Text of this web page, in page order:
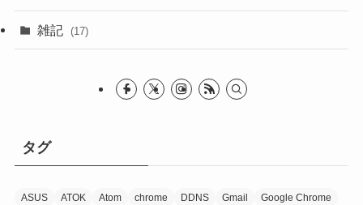
雑記 (17)
タグ
ASUS ATOK Atom chrome DDNS Gmail
Google Chrome